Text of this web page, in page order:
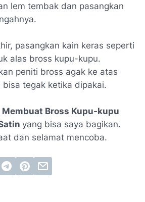
lem tembak dan pasangkan
pasangkan kain keras seperti
alas bross kupu-kupu.
peniti bross agak ke atas
tegak ketika dipakai.
Membuat Bross Kupu-kupu
yang bisa saya bagikan.
dan selamat mencoba.